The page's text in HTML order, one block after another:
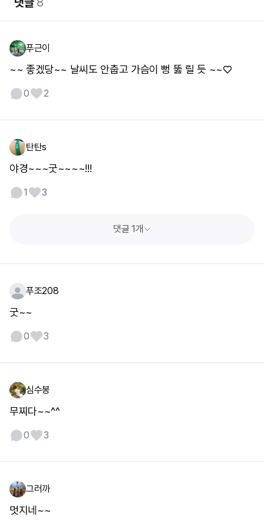
푸근이
~~ 좋겠당~~ 날씨도 안춥고 가슴이 뻥 뚫 릴 듯 ~~♡
0 2
탄탄s
야경~~~굿~~~~!!!
1 3
댓글 1개
푸조208
굿~~
0 3
심수봉
무찌다~~^^
0 3
그러까
멋지네~~